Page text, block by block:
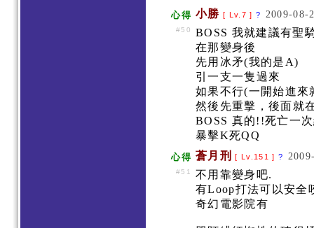
心得 小勝 [ Lv.7 ]? 2009-08-
#50
BOSS 我就建議有聖
在那變身後
先用冰矛(我的是A)
引一支一隻過來
如果不行(一開始進
然後先重擊，後面就
BOSS 真的!!死亡一
暴擊K死QQ
心得 蒼月刑 [ Lv.151 ] ?
#51
不用靠變身吧.
有Loop打法可以安全
奇幻電影院有